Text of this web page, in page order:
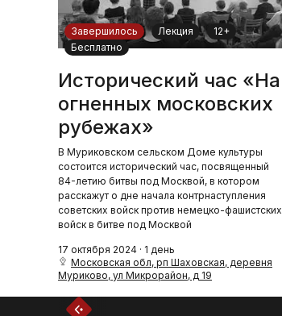
Завершилось Лекция
12+
Бесплатно
Исторический час «На
огненных московских
рубежах»
В Муриковском сельском Доме культуры
состоится исторический час, посвященный
84-летию битвы под Москвой, в котором
расскажут о дне начала контрнаступления
советских войск против немецко-фашистских
войск в битве под Москвой
17 октября 2024 · 1 день
Московская обл, рп Шаховская, деревня
Муриково, ул Микрорайон, д 19